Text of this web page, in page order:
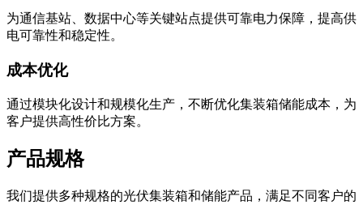
为通信基站、数据中心等关键站点提供可靠电力保障，提高供
电可靠性和稳定性。
成本优化
通过模块化设计和规模化生产，不断优化集装箱储能成本，为
客户提供高性价比方案。
产品规格
我们提供多种规格的光伏集装箱和储能产品，满足不同客户的